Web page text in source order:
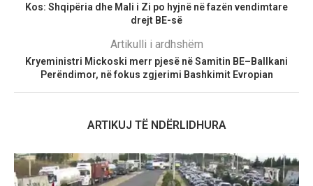
Kos: Shqipëria dhe Mali i Zi po hyjnë në fazën vendimtare
drejt BE-së
Artikulli i ardhshëm
Kryeministri Mickoski merr pjesë në Samitin BE–Ballkani
Perëndimor, në fokus zgjerimi Bashkimit Evropian
ARTIKUJ TË NDËRLIDHURA